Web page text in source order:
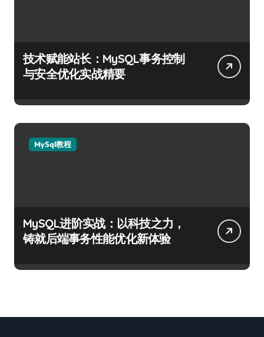
技术赋能站长：MySQL事务控制
与安全优化实战精要
MySql教程
MySQL进阶实战：以科技之力，
铸就后端事务性能优化新体验